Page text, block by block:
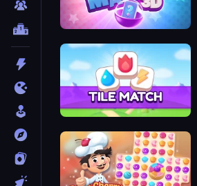
Pop Match 3D
Tile Match 3 Puzzle: Mahjong